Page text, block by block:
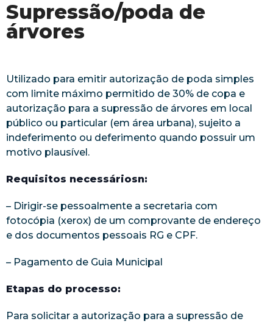
Supressão/poda de
árvores
Utilizado para emitir autorização de poda simples
com limite máximo permitido de 30% de copa e
autorização para a supressão de árvores em local
público ou particular (em área urbana), sujeito a
indeferimento ou deferimento quando possuir um
motivo plausível.
Requisitos necessáriosn:
– Dirigir-se pessoalmente a secretaria com
fotocópia (xerox) de um comprovante de endereço
e dos documentos pessoais RG e CPF.
– Pagamento de Guia Municipal
Etapas do processo:
Para solicitar a autorização para a supressão de